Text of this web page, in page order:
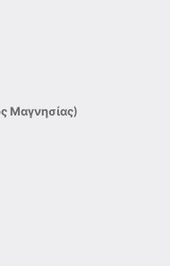
Μαγνησίας)